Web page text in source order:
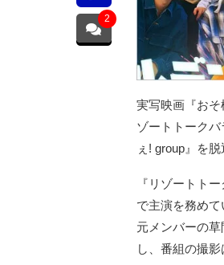
2
実写映画『おそ
ゾートトーク
ぇ! group』を
『リゾートト
で主演を務め
元メンバーの
し、番組の撮